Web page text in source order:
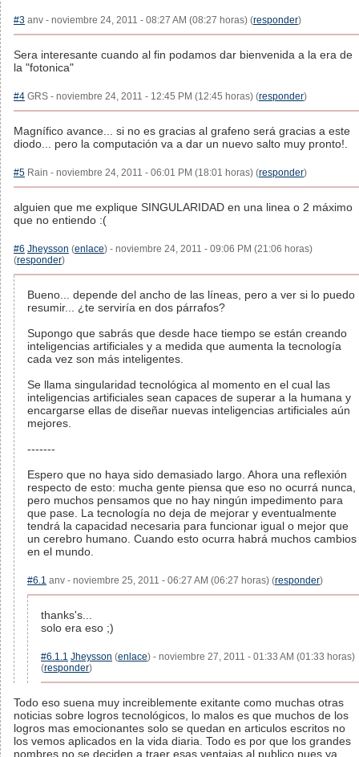
#3 anv - noviembre 24, 2011 - 08:27 AM (08:27 horas) (responder)
Sera interesante cuando al fin podamos dar bienvenida a la era de
la "fotonica"
#4 GRS - noviembre 24, 2011 - 12:45 PM (12:45 horas) (responder)
Magnífico avance... si no es gracias al grafeno será gracias a este
diodo... pero la computación va a dar un nuevo salto muy pronto!.
#5 Rain - noviembre 24, 2011 - 06:01 PM (18:01 horas) (responder)
alguien que me explique SINGULARIDAD en una linea o 2 máximo
que no entiendo :(
#6 Jheysson (enlace) - noviembre 24, 2011 - 09:06 PM (21:06 horas)
(responder)
Bueno... depende del ancho de las líneas, pero a ver si lo puedo
resumir... ¿te serviría en dos párrafos?
Supongo que sabrás que desde hace tiempo se están creando
inteligencias artificiales y a medida que aumenta la tecnología
cada vez son más inteligentes.
Se llama singularidad tecnológica al momento en el cual las
inteligencias artificiales sean capaces de superar a la humana y
encargarse ellas de diseñar nuevas inteligencias artificiales aún
mejores.
-------
Espero que no haya sido demasiado largo. Ahora una reflexión
respecto de esto: mucha gente piensa que eso no ocurrá nunca,
pero muchos pensamos que no hay ningún impedimento para
que pase. La tecnología no deja de mejorar y eventualmente
tendrá la capacidad necesaria para funcionar igual o mejor que
un cerebro humano. Cuando esto ocurra habrá muchos cambios
en el mundo.
#6.1 anv - noviembre 25, 2011 - 06:27 AM (06:27 horas) (responder)
thanks's...
solo era eso ;)
#6.1.1 Jheysson (enlace) - noviembre 27, 2011 - 01:33 AM (01:33 horas)
(responder)
Todo eso suena muy increiblemente exitante como muchas otras
noticias sobre logros tecnológicos, lo malos es que muchos de los
logros mas emocionantes solo se quedan en articulos escritos no
los vemos aplicados en la vida diaria. Todo es por que los grandes
nombres no se deciden a traer esas ventajas al publico pues ya